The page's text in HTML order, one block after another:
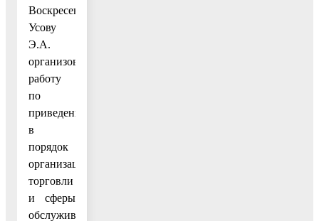
Воскресенск
Усову
Э.А.
организовать
работу
по
приведению
в
порядок
организациями
торговли
и сферы
обслуживания